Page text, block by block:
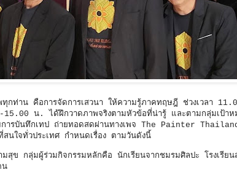
พทุกท่าน คือการจัดการเสวนา ให้ความรู้ภาคทฤษฎี ช่วงเวลา
น. ได้ฝึกวาดภาพจริงตามหัวข้อที่น่ารู้ และตามกลุ่มเป้าห
การบันทึกเทป ถ่ายทอดสดผ่านทางเพจ The Painter
นใจทั่วประเทศ กำหนดเรื่อง ตามวันดังนี้
ข กลุ่มผู้ร่วมกิจกรรมหลักคือ นักเรียนจากชมรมศิลปะ โรงเรียน
คน